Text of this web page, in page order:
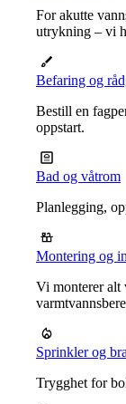
For akutte
utrykning – vi
Befaring og
Bestill en
oppstart.
Bad og våtrom
Planlegging,
Montering og
Vi monterer alt
Sprinkler og
Trygghet for